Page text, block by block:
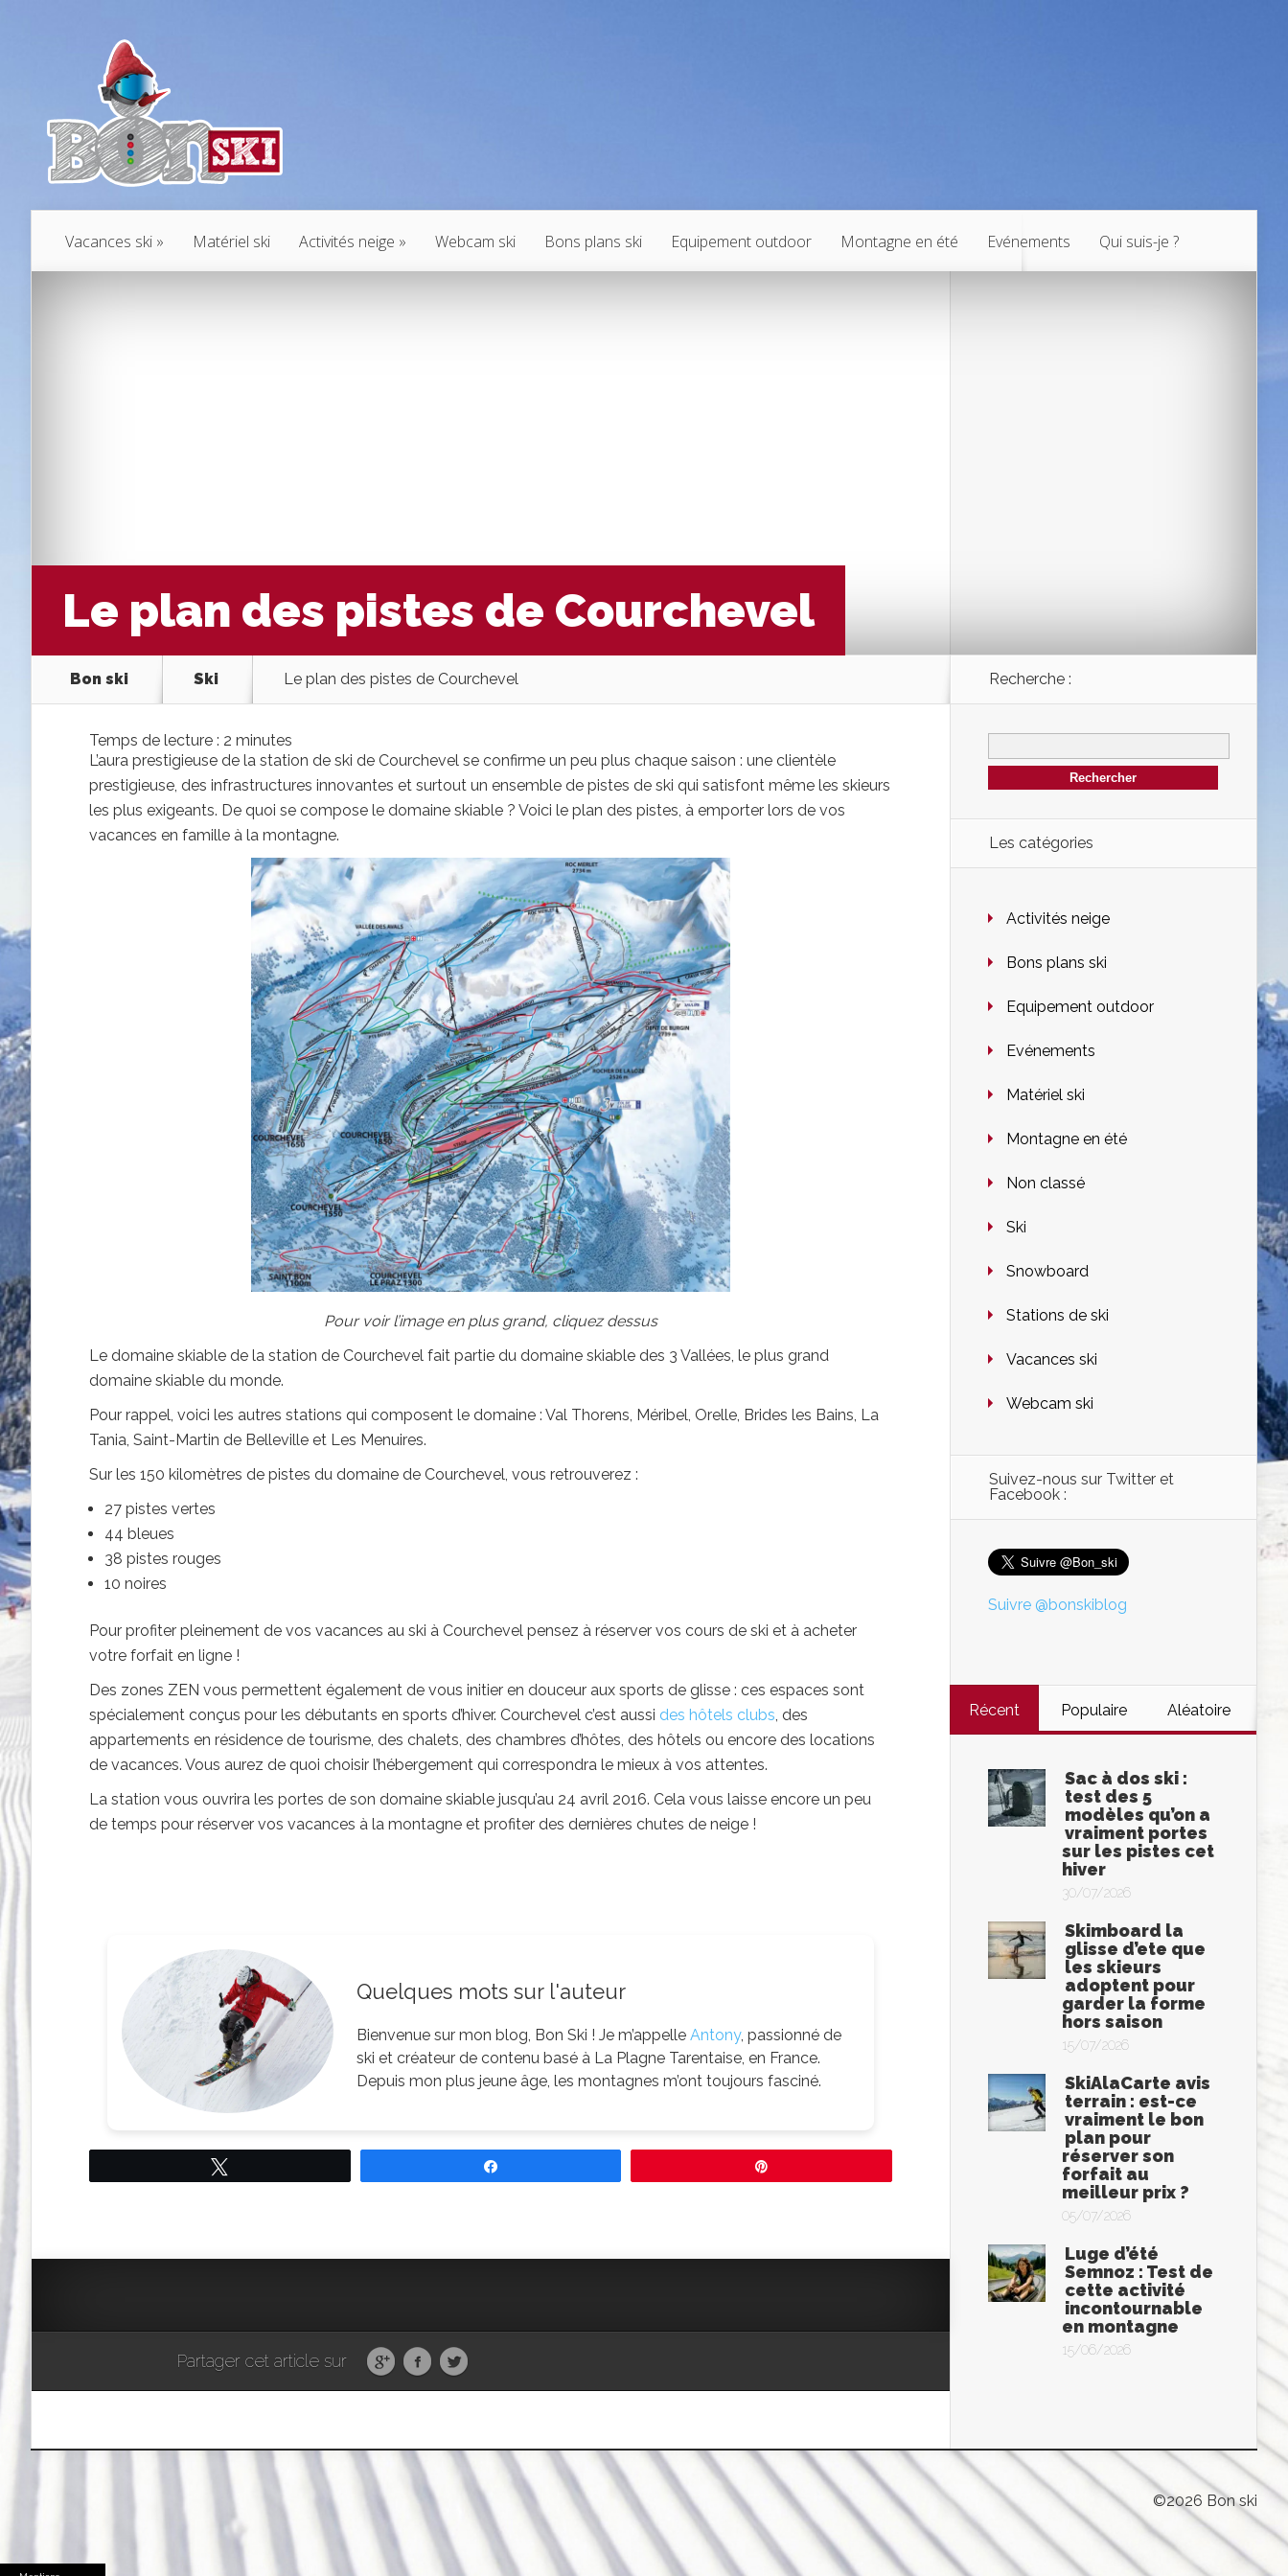
Vacances ski Matériel ski Activités neige Webcam ski Bons plans ski Equipement outdoor Montagne en été Evénements Qui suis-je ?
Le plan des pistes de Courchevel
Bon ski Ski Le plan des pistes de Courchevel
Temps de lecture : 2 minutes
L’aura prestigieuse de la station de ski de Courchevel se confirme un peu plus chaque saison : une clientèle
prestigieuse, des infrastructures innovantes et surtout un ensemble de pistes de ski qui satisfont même les skieurs
les plus exigeants. De quoi se compose le domaine skiable ? Voici le plan des pistes, à emporter lors de vos
vacances en famille à la montagne.
Pour voir l’image en plus grand, cliquez dessus
Le domaine skiable de la station de Courchevel fait partie du domaine skiable des 3 Vallées, le plus grand
domaine skiable du monde.
Pour rappel, voici les autres stations qui composent le domaine : Val Thorens, Méribel, Orelle, Brides les Bains, La
Tania, Saint-Martin de Belleville et Les Menuires.
Sur les 150 kilomètres de pistes du domaine de Courchevel, vous retrouverez :
27 pistes vertes
44 bleues
38 pistes rouges
10 noires
Pour profiter pleinement de vos vacances au ski à Courchevel pensez à réserver vos cours de ski et à acheter
votre forfait en ligne !
Des zones ZEN vous permettent également de vous initier en douceur aux sports de glisse : ces espaces sont
spécialement conçus pour les débutants en sports d’hiver. Courchevel c’est aussi des hôtels clubs, des
appartements en résidence de tourisme, des chalets, des chambres d’hôtes, des hôtels ou encore des locations
de vacances. Vous aurez de quoi choisir l’hébergement qui correspondra le mieux à vos attentes.
La station vous ouvrira les portes de son domaine skiable jusqu’au 24 avril 2016. Cela vous laisse encore un peu
de temps pour réserver vos vacances à la montagne et profiter des dernières chutes de neige !
Quelques mots sur l'auteur
Bienvenue sur mon blog, Bon Ski ! Je m’appelle Antony, passionné de
ski et créateur de contenu basé à La Plagne Tarentaise, en France.
Depuis mon plus jeune âge, les montagnes m’ont toujours fasciné.
Partager cet article sur
Recherche :
Les catégories
Activités neige
Bons plans ski
Equipement outdoor
Evénements
Matériel ski
Montagne en été
Non classé
Ski
Snowboard
Stations de ski
Vacances ski
Webcam ski
Suivez-nous sur Twitter et
Facebook :
Suivre @bonskiblog
Récent Populaire Aléatoire
Sac à dos ski :
test des 5
modèles qu’on a
vraiment portes
sur les pistes cet
hiver
30/07/2026
Skimboard la
glisse d’ete que
les skieurs
adoptent pour
garder la forme
hors saison
15/07/2026
SkiAlaCarte avis
terrain : est-ce
vraiment le bon
plan pour
réserver son
forfait au
meilleur prix ?
05/07/2026
Luge d’été
Semnoz : Test de
cette activité
incontournable
en montagne
15/06/2026
©2026 Bon ski